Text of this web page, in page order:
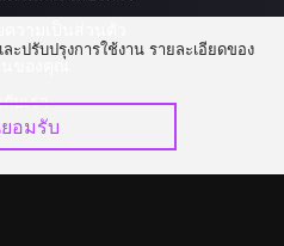
นของคุณ
บเรา
ะปรับปรุงการใช้งาน รายละเอียดของ
อมรับ